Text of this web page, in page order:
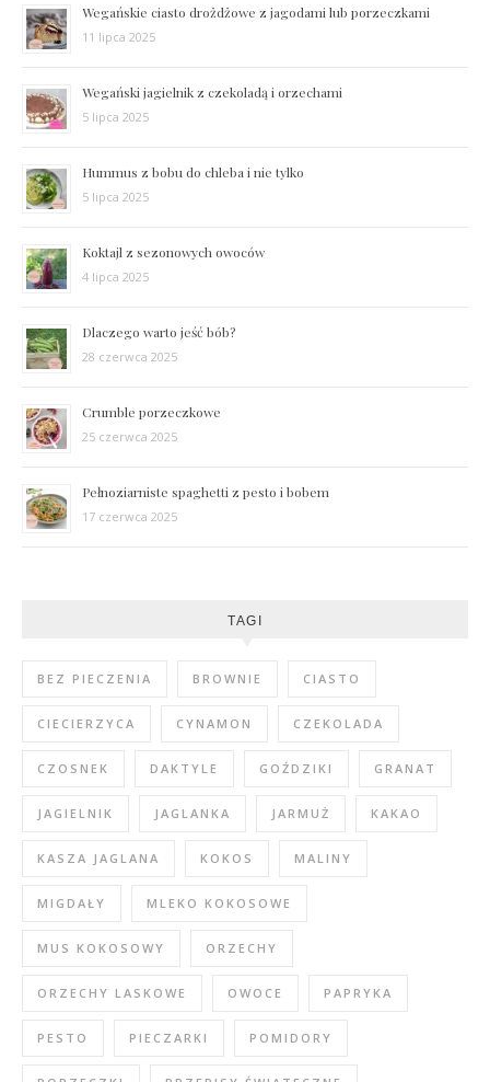
Wegańskie ciasto drożdżowe z jagodami lub porzeczkami
11 lipca 2025
Wegański jagielnik z czekoladą i orzechami
5 lipca 2025
Hummus z bobu do chleba i nie tylko
5 lipca 2025
Koktajl z sezonowych owoców
4 lipca 2025
Dlaczego warto jeść bób?
28 czerwca 2025
Crumble porzeczkowe
25 czerwca 2025
Pełnoziarniste spaghetti z pesto i bobem
17 czerwca 2025
TAGI
BEZ PIECZENIA BROWNIE CIASTO
CIECIERZYCA CYNAMON CZEKOLADA
CZOSNEK DAKTYLE GOŹDZIKI GRANAT
JAGIELNIK JAGLANKA JARMUŻ KAKAO
KASZA JAGLANA KOKOS MALINY
MIGDAŁY MLEKO KOKOSOWE
MUS KOKOSOWY ORZECHY
ORZECHY LASKOWE OWOCE PAPRYKA
PESTO PIECZARKI POMIDORY